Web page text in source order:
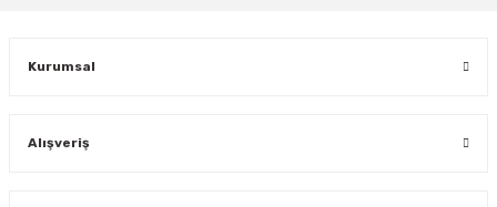
Kurumsal
Alışveriş